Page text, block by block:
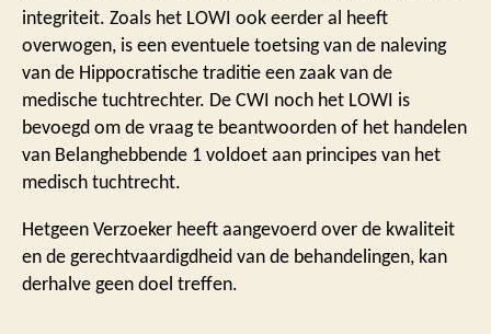
integriteit. Zoals het LOWI ook eerder al heeft
overwogen, is een eventuele toetsing van de naleving
van de Hippocratische traditie een zaak van de
medische tuchtrechter. De CWI noch het LOWI is
bevoegd om de vraag te beantwoorden of het handelen
van Belanghebbende 1 voldoet aan principes van het
medisch tuchtrecht.
Hetgeen Verzoeker heeft aangevoerd over de kwaliteit
en de gerechtvaardigdheid van de behandelingen, kan
derhalve geen doel treffen.